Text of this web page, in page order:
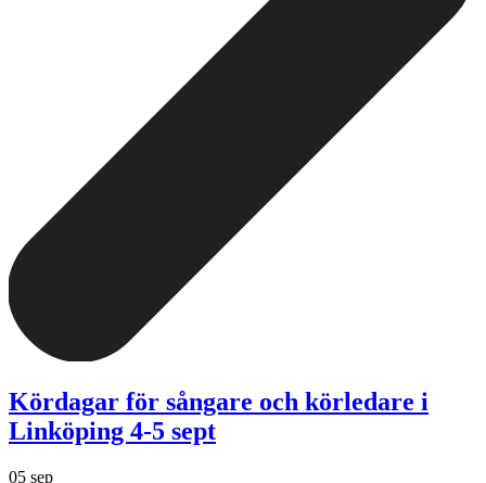
Kördagar för sångare och körledare i
Linköping 4-5 sept
05 sep